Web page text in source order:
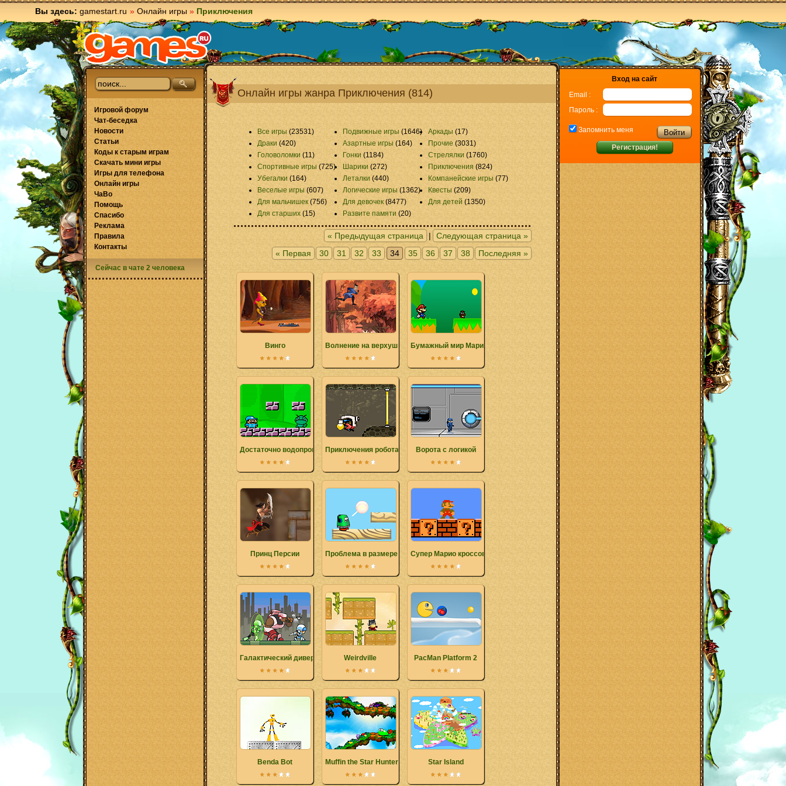
Вы здесь: gamestart.ru » Онлайн игры » Приключения
Онлайн игры жанра Приключения (814)
Все игры (23531) Подвижные игры (1646) Аркады (17)
Драки (420) Азартные игры (164) Прочие (3031)
Головоломки (11) Гонки (1184) Стрелялки (1760)
Спортивные игры (725) Шарики (272) Приключения (824)
Убегалки (164) Леталки (440) Компанейские игры (77)
Веселые игры (607) Логические игры (1362) Квесты (209)
Для мальчишек(756) Для девочек (8477) Для детей (1350)
Для старших (15) Развите памяти (20)
« Предыдущая страница |
Следующая страница »
« Первая
30 31 32 33 34 35 36 37 38 Последняя »
Винго Волнение на верхушках деревьевБумажный мир Марио
Достаточно водопроводчиковПриключения робота Ворота с логикой
Принц Персии Проблема в размере Супер Марио кроссовер
Галактический диверсионный отряд
Weirdville PacMan Platform 2
Benda Bot Muffin the Star Hunter Star Island
Игровой форум
Чат-беседка
Новости
Статьи
Коды к старым играм
Скачать мини игры
Игры для телефона
Онлайн игры
ЧаВо
Помощь
Спасибо
Реклама
Правила
Контакты
Сейчас в чате 2 человека
Вход на сайт
Email :
Пароль :
Запомнить меня
Регистрация!